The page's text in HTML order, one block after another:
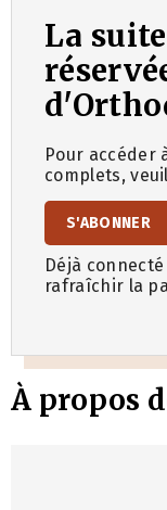
La
Pour accéder
complets,
S'ABONNER
Déjà connecté
rafraîchir la
À propos